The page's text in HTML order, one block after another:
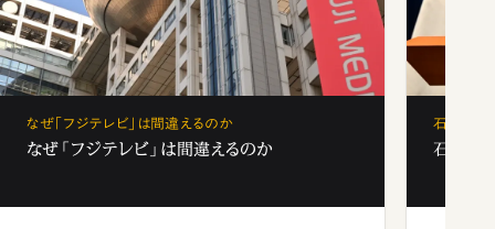
なぜ「フジテレビ」は間違えるのか
なぜ「フジテレビ」は間違えるのか
石破茂、
石破茂